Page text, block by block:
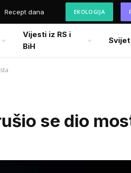
Recept dana EKOLOGIJA
Vijesti iz RS i
BiH
Svijet
se dio